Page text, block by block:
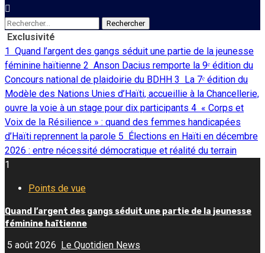
Rechercher :
Exclusivité
1 Quand l’argent des gangs séduit une partie de la jeunesse
féminine haïtienne 2 Anson Dacius remporte la 9ᵉ édition du
Concours national de plaidoirie du BDHH 3 La 7ᵉ édition du
Modèle des Nations Unies d’Haïti, accueillie à la Chancellerie,
ouvre la voie à un stage pour dix participants 4 « Corps et
Voix de la Résilience » : quand des femmes handicapées
d’Haïti reprennent la parole 5 Élections en Haïti en décembre
2026 : entre nécessité démocratique et réalité du terrain
1
Points de vue
Quand l’argent des gangs séduit une partie de la jeunesse
féminine haïtienne
5 août 2026 Le Quotidien News